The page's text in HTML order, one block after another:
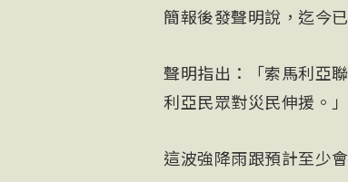
簡報後發聲明說，迄今
聲明指出：「索馬利亞
利亞民眾對災民伸援。」
這波強降雨跟預計至少